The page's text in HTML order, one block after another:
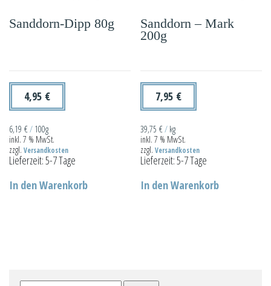
Optionen
Die
Sanddorn-Dipp 80g
4,95 €
6,19 €/ 100g
inkl. 7 % MwSt.
zzgl. Versandkosten
Lieferzeit:5-7 Tage
In den Warenkorb
Sanddorn – Mark
200g
7,95 €
39,75€/ kg
inkl. 7 % MwSt.
zzgl.Versandkosten
Lieferzeit:5-7 Tage
In den Warenkorb